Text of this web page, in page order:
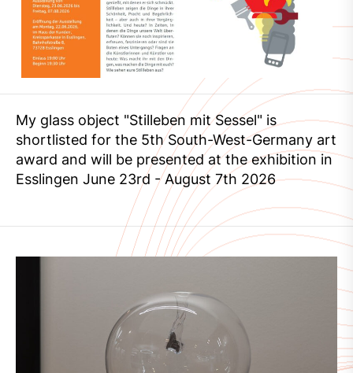
My glass object "Stilleben mit Sessel" is
shortlisted for the 5th South-West-Germany art
award and will be presented at the exhibition in
Esslingen June 23rd - August 7th 2026